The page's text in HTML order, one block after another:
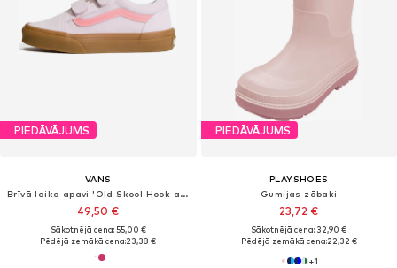
PIEDĀVĀJUMS
VANS
Brīvā laika apavi 'Old Skool Hook and Loop'
49,50 €
Sākotnējā cena: 55,00 €
Pēdējā zemākā cena:23,38 €
PIEDĀVĀJUMS
PLAYSHOES
Gumijas zābaki
23,72 €
Sākotnējā cena: 32,90 €
Pēdējā zemākā cena:22,32 €
+1